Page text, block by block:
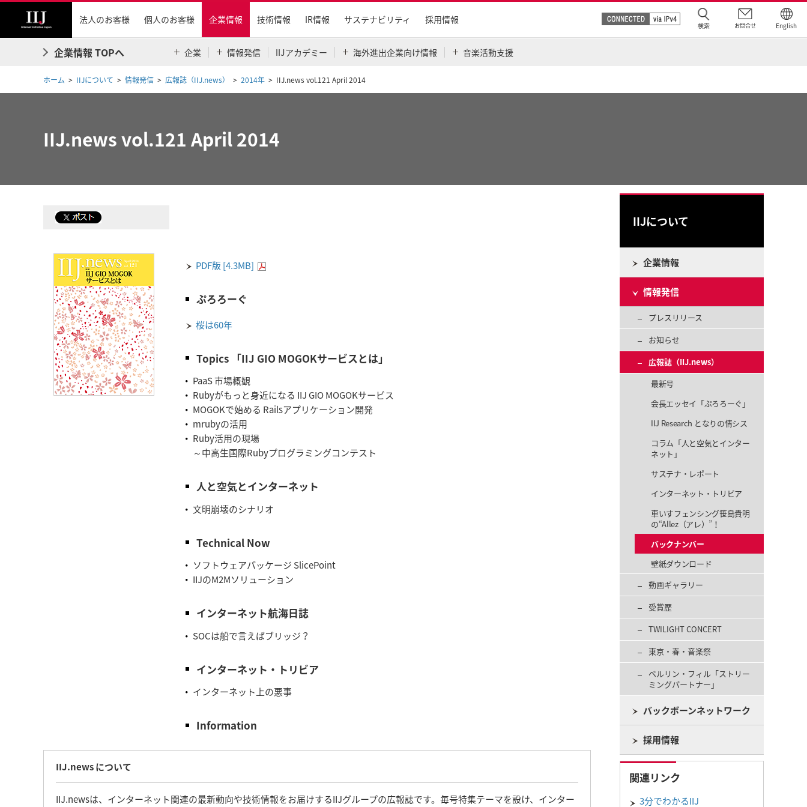
法人のお客様 個人のお客様 企業情報 技術情報 IR情報 サステナビリティ 採用情報
検索 お問合せ English
企業情報 TOPへ 企業 情報発信 IIJアカデミー 海外進出企業向け情報 音楽活動支援
ホーム IIJについて 情報発信 広報誌（IIJ.news） 2014年 IIJ.news vol.121 April 2014
IIJ.news vol.121 April 2014
PDF版 [4.3MB]
ぷろろーぐ
桜は60年
Topics 「IIJ GIO MOGOKサービスとは」
PaaS 市場概観
Rubyがもっと身近になる IIJ GIO MOGOKサービス
MOGOKで始める Railsアプリケーション開発
mrubyの活用
Ruby活用の現場
～中高生国際Rubyプログラミングコンテスト
人と空気とインターネット
文明崩壊のシナリオ
Technical Now
ソフトウェアパッケージ SlicePoint
IIJのM2Mソリューション
インターネット航海日誌
SOCは船で言えばブリッジ？
インターネット・トリビア
インターネット上の悪事
Information
IIJ.news について
IIJ.newsは、インターネット関連の最新動向や技術情報をお届けするIIJグループの広報誌です。毎号特集テーマを設け、インター
IIJについて
企業情報
情報発信
プレスリリース
お知らせ
広報誌（IIJ.news）
最新号
会長エッセイ「ぷろろーぐ」
IIJ Research となりの情シス
コラム「人と空気とインター
ネット」
サステナ・レポート
インターネット・トリビア
車いすフェンシング笹島貴明
の“Allez（アレ）”！
バックナンバー
壁紙ダウンロード
動画ギャラリー
受賞歴
TWILIGHT CONCERT
東京・春・音楽祭
ベルリン・フィル「ストリー
ミングパートナー」
バックボーンネットワーク
採用情報
関連リンク
3分でわかるIIJ